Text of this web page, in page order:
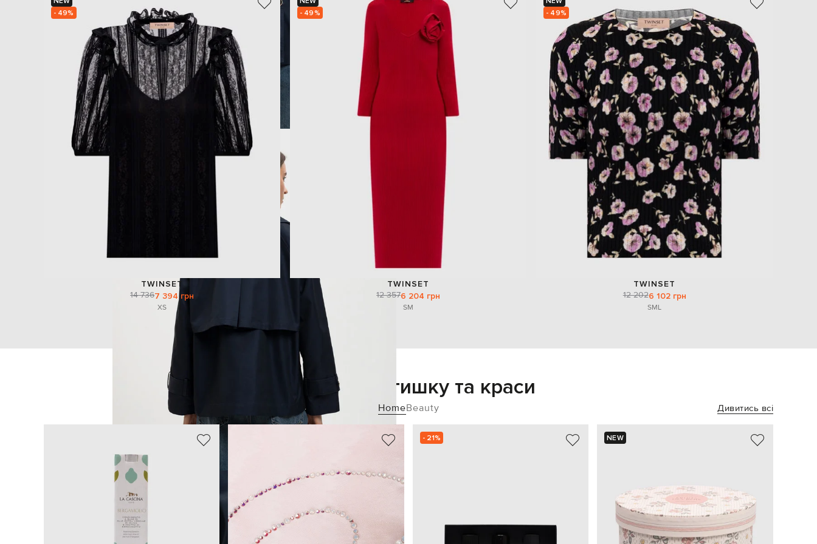
- 49%
TWINSET
14 7367 394 грн
XS
- 49%
TWINSET
12 3576 204 грн
SM
- 49%
TWINSET
12 2026 102 грн
SML
Додайте затишку та краси
HomeBeauty Дивитись всі
- 21% NEW